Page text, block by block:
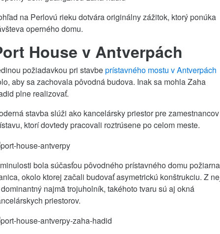
na Perlovú rieku dotvára originálny zážitok, ktorý ponúka
operného domu.
House v Antverpách
požiadavkou pri stavbeprístavného mostu v Antverpách
aby sa zachovala pôvodná budova. Inak sa mohla Zaha
plne realizovať.
stavba slúži ako kancelársky priestor pre zamestnancov
ktorí dovtedy pracovali roztrúsene po celom meste.
bola súčasťou pôvodného prístavného domu požiarna
okolo ktorej začali budovať asymetrickú konštrukciu. Z
najmä trojuholník, takéhoto tvaru sú aj okná
priestorov.